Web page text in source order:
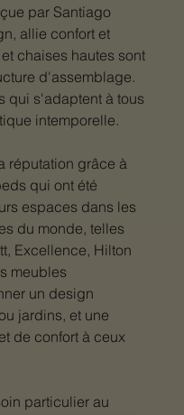
par Santiago
allie confort et
chaises hautes sont
d'assemblage.
qui s'adaptent à tous
intemporelle.
réputation grâce à
qui ont été
espaces dans les
du monde, telles
Excellence, Hilton
meubles
un design
jardins, et une
de confort à ceux
particulier au